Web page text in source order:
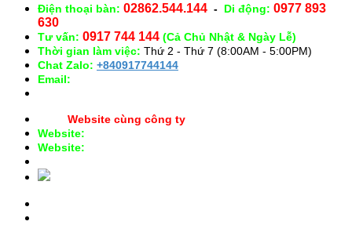
Điện thoại bàn: 02862.544.144 - Di động: 0977 893
630
Tư vấn: 0917 744 144 (Cả Chủ Nhật & Ngày Lễ)
Thời gian làm việc: Thứ 2 - Thứ 7 (8:00AM - 5:00PM)
Chat Zalo: +840917744144
Email:
Website cùng công ty
Website:
Website: